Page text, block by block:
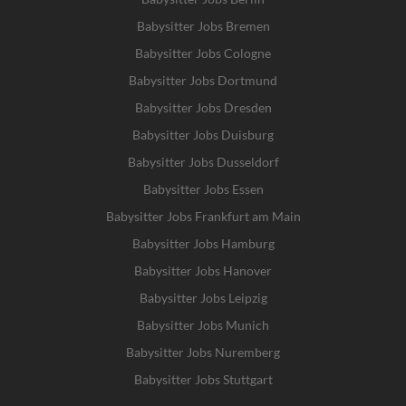
Babysitter Jobs Bremen
Babysitter Jobs Cologne
Babysitter Jobs Dortmund
Babysitter Jobs Dresden
Babysitter Jobs Duisburg
Babysitter Jobs Dusseldorf
Babysitter Jobs Essen
Babysitter Jobs Frankfurt am Main
Babysitter Jobs Hamburg
Babysitter Jobs Hanover
Babysitter Jobs Leipzig
Babysitter Jobs Munich
Babysitter Jobs Nuremberg
Babysitter Jobs Stuttgart